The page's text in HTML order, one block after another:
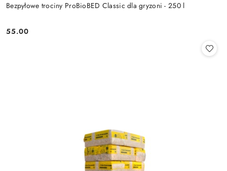
Bezpyłowe trociny ProBioBED Classic dla gryzoni - 250 l
Cena:
55.00